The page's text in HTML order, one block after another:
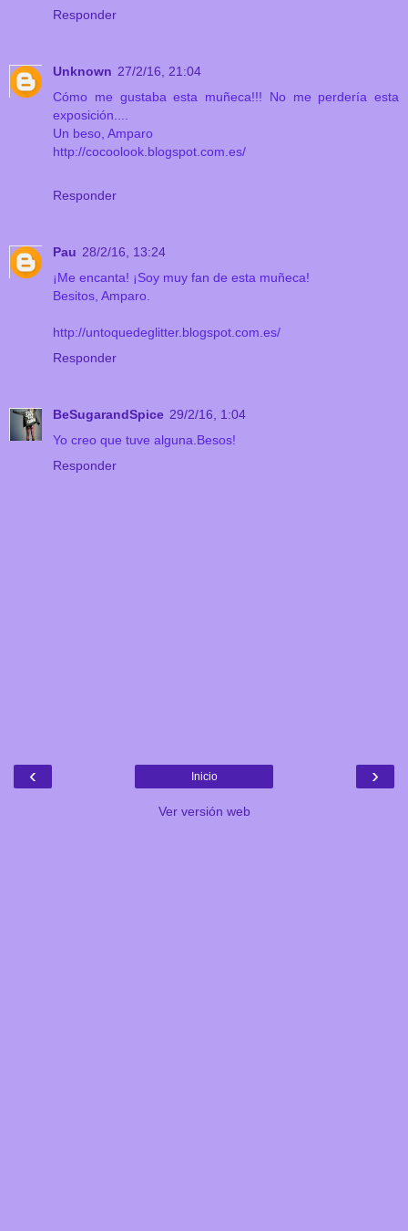
Responder
Unknown 27/2/16, 21:04
Cómo me gustaba esta muñeca!!! No me perdería esta
exposición....
Un beso, Amparo
http://cocoolook.blogspot.com.es/
Responder
Pau 28/2/16, 13:24
¡Me encanta! ¡Soy muy fan de esta muñeca!
Besitos, Amparo.
http://untoquedeglitter.blogspot.com.es/
Responder
BeSugarandSpice 29/2/16, 1:04
Yo creo que tuve alguna.Besos!
Responder
‹ ›
Inicio
Ver versión web